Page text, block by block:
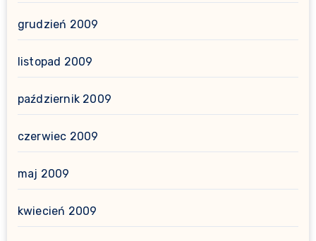
grudzień 2009
listopad 2009
październik 2009
czerwiec 2009
maj 2009
kwiecień 2009